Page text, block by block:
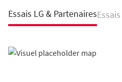
Essais LG & Partenaires